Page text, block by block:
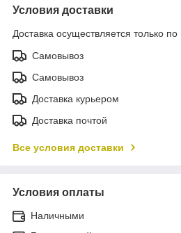
Условия доставки
Доставка осуществляется только по
Самовывоз
Самовывоз
Доставка курьером
Доставка почтой
Все условия доставки
Условия оплаты
Наличными